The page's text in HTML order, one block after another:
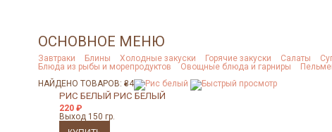
ОСНОВНОЕ МЕНЮ
Завтраки Блины Холодные закуски Горячие закуски Салаты
Блюда из рыбы и морепродуктов
Овощные блюда и гарниры
НАЙДЕНО ТОВАРОВ: 84
РИС БЕЛЫЙ РИС БЕЛЫЙ
220 ₽
Выход 150 гр.